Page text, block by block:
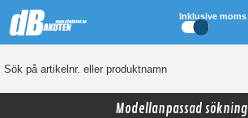
Inklusive moms
Modellanpassad sökning